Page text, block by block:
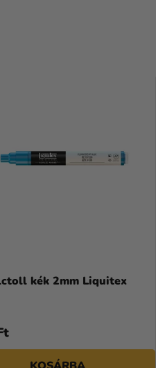
kék 2mm Liquitex